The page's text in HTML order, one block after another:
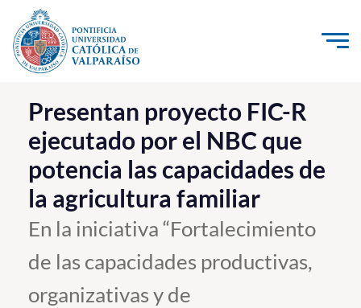
Click acá para ir directamente al contenido
La Universidad
Investigación, Creación e Innovación
PUCV Internacional
Vinculación con el Medio
Admisión
Presentan proyecto FIC-R
ejecutado por el NBC que
potencia las capacidades de
la agricultura familiar
En la iniciativa “Fortalecimiento
de las capacidades productivas,
organizativas y de